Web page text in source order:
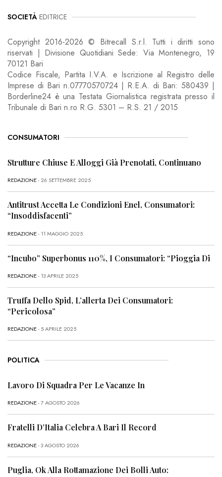
SOCIETÀ EDITRICE
Copyright 2016-2026 © Bitrecall S.r.l. Tutti i diritti sono
riservati | Divisione Quotidiani Sede: Via Montenegro, 19
70121 Bari
Codice Fiscale, Partita I.V.A. e Iscrizione al Registro delle
Imprese di Bari n.07770570724 | R.E.A. di Bari: 580439 |
Borderline24 è una Testata Giornalistica registrata presso il
Tribunale di Bari n.ro R.G. 5301 – R.S. 21 / 2015
CONSUMATORI
Strutture Chiuse E Alloggi Già Prenotati, Continuano
REDAZIONE- 26 SETTEMBRE 2025
Antitrust Accetta Le Condizioni Enel, Consumatori:
“Insoddisfacenti”
REDAZIONE- 11 MAGGIO 2025
“Incubo” Superbonus 110%, I Consumatori: “Pioggia Di
REDAZIONE- 13 APRILE 2025
Truffa Dello Spid, L’allerta Dei Consumatori:
“Pericolosa”
REDAZIONE- 5 APRILE 2025
POLITICA
Lavoro Di Squadra Per Le Vacanze In
REDAZIONE- 7 AGOSTO 2026
Fratelli D’Italia Celebra A Bari Il Record
REDAZIONE- 3 AGOSTO 2026
Puglia, Ok Alla Rottamazione Dei Bolli Auto: